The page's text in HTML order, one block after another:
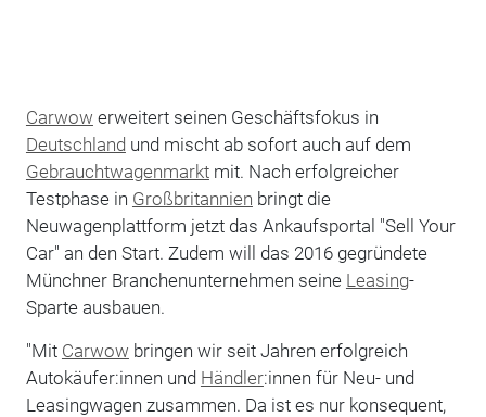
Carwow erweitert seinen Geschäftsfokus in
Deutschland und mischt ab sofort auch auf dem
Gebrauchtwagenmarktmit. Nach erfolgreicher
Testphase in Großbritannien bringt die
Neuwagenplattform jetzt das Ankaufsportal "Sell Your
Car" an den Start. Zudem will das 2016 gegründete
Münchner Branchenunternehmen seine Leasing-
Sparte ausbauen.
"Mit Carwow bringen wir seit Jahren erfolgreich
Autokäufer:innen und Händler:innen für Neu- und
Leasingwagen zusammen. Da ist es nur konsequent,